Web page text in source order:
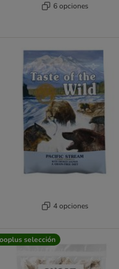
6 opciones
4 opciones
selección